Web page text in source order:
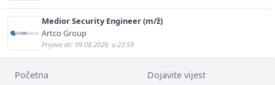
Medior Security Engineer (m/ž)
Artco Group
Prijava do: 09.08.2026. u 23:59
Početna Dojavite vijest